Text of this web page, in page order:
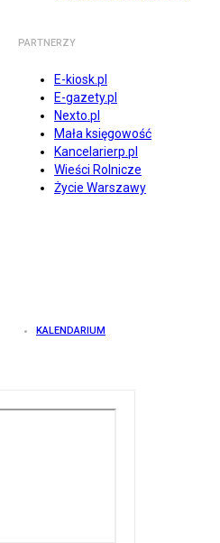
PARTNERZY
E-kiosk.pl
E-gazety.pl
Nexto.pl
Mała księgowość
Kancelarierp.pl
Wieści Rolnicze
Życie Warszawy
KALENDARIUM